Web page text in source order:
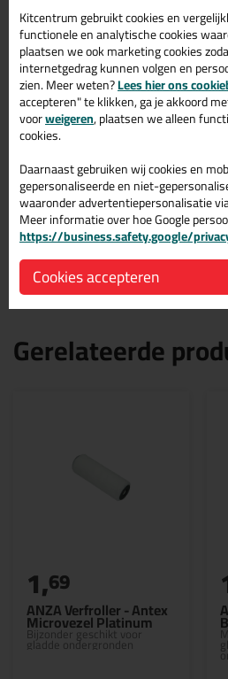
Anza Muurverfset ELON bestaat uit:
1x Verfbakje
1x ANZA Verfbeugel 10 cm
1x ANZA Verfbeugel 18 cm
1x ANZA ELON verfroller 10 cm
1x ANZA ELON verfroller 18 cm
Eigenschappen ANZA
Elon 5-Delig
Merk
ANZA
Geschikt voor onder andere
Muurverf Muren (Muurverf)
Gerelateerde
ANZA Verfroller - Antex
Microvezel Platinum
Bijzonder geschikt voor
gladde ondergronden
1,69
Kitcentrum gebruikt cookies en
functionele en analytische cookies
plaatsen we ook marketing cookies
internetgedrag kunnen volgen en
zien. Meer weten?Lees hier ons
accepteren" te klikken, ga je akkoord
voorweigeren, plaatsen we alleen
cookies.
Daarnaast gebruiken wij cookies en
gepersonaliseerde en niet-
waaronder advertentiepersonalisatie
Meer informatie over hoe Google
https://business.safety.google/
Cookies accepteren